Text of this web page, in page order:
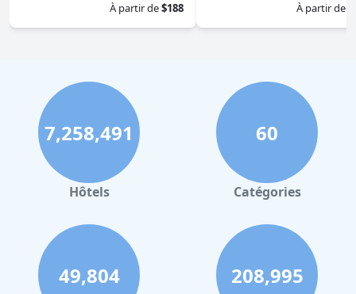
À partir de$188
À partir de
7,258,491
Hôtels
60
Catégories
49,804 208,995